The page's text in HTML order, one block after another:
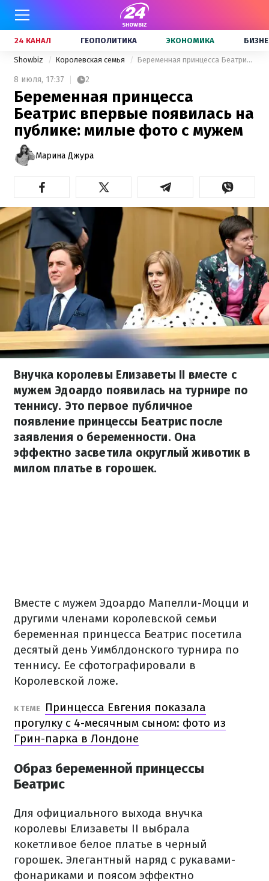
24 КАНАЛ ГЕОПОЛИТИКА ЭКОНОМИКА
Showbiz Королевская семья Беременная принцесса Беатрис впервые появилась на публике: милые фото с мужем
8 июля, 17:37 2
Беременная принцесса
Беатрис впервые появилась на
публике: милые фото с мужем
Марина Джура
Внучка королевы Елизаветы II вместе с
мужем Эдоардо появилась на турнире по
теннису. Это первое публичное
появление принцессы Беатрис после
заявления о беременности. Она
эффектно засветила округлый животик в
милом платье в горошек.
Вместе с мужем Эдоардо Мапелли-Моцци и
другими членами королевской семьи
беременная принцесса Беатрис посетила
десятый день Уимблдонского турнира по
теннису. Ее сфотографировали в
Королевской ложе.
К ТЕМЕ
Принцесса Евгения показала
прогулку с 4-месячным сыном: фото из
Грин-парка в Лондоне
Образ беременной принцессы
Беатрис
Для официального выхода внучка
королевы Елизаветы II выбрала
кокетливое белое платье в черный
горошек. Элегантный наряд с рукавами-
фонариками и поясом эффектно